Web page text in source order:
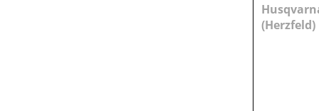
(Herzfeld)